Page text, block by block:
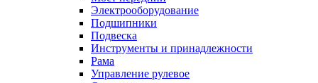
Электрооборудование
Подшипники
Подвеска
Инструменты и принадлежности
Рама
Управление рулевое